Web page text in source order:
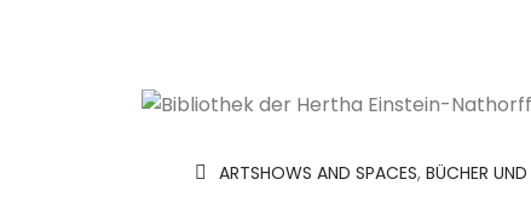
ARTSHOWS AND SPACES, BÜCHER